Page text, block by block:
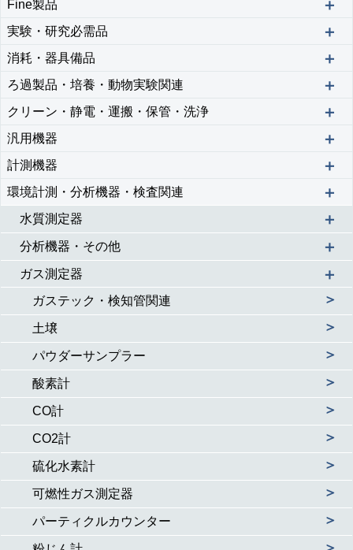
Fine製品
＋
実験・研究必需品 ＋
消耗・器具備品 ＋
ろ過製品・培養・動物実験関連 ＋
クリーン・静電・運搬・保管・洗浄 ＋
汎用機器 ＋
計測機器 ＋
環境計測・分析機器・検査関連 ＋
水質測定器 ＋
分析機器・その他 ＋
ガス測定器 ＋
ガステック・検知管関連 ＞
土壌 ＞
パウダーサンプラー ＞
酸素計 ＞
CO計 ＞
CO2計 ＞
硫化水素計 ＞
可燃性ガス測定器 ＞
パーティクルカウンター ＞